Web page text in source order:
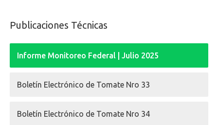
Publicaciones Técnicas
Informe Monitoreo Federal | Julio 2025
Boletín Electrónico de Tomate Nro 33
Boletín Electrónico de Tomate Nro 34